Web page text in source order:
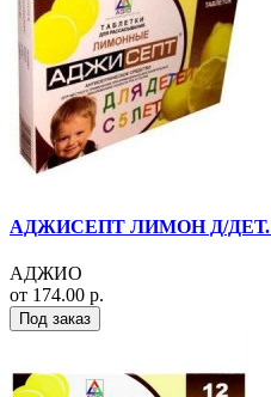
АДЖИСЕПТ ЛИМОН Д/ДЕТ.
АДЖИО
от 174.00 р.
Под заказ